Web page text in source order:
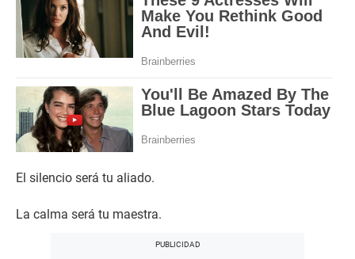
El silencio será tu aliado.
La calma será tu maestra.